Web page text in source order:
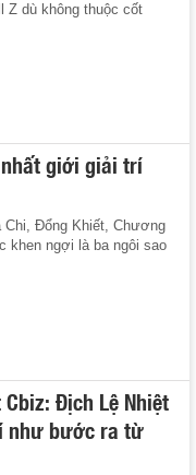
Z dù không thuộc cốt
giới giải trí
Chi, Đổng Khiết, Chương
khen ngợi là ba ngôi sao
Địch Lệ Nhiệt
như bước ra từ